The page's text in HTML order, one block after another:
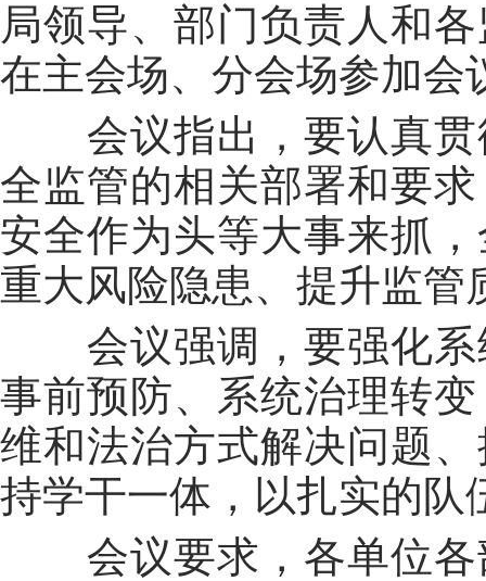
局领导、部门负责人和
在主会场、分会场参加会
会议指出，要认真贯
全监管的相关部署和要
安全作为头等大事来抓
重大风险隐患、提升监管
会议强调，要强化系
事前预防、系统治理转
维和法治方式解决问题
持学干一体，以扎实的队
会议要求，各单位各